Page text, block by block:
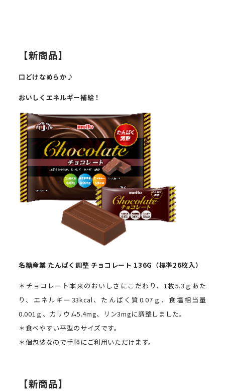
【新商品】
口どけなめらか♪
おいしくエネルギー補給！
名糖産業 たんぱく調整 チョコレート 136G （標準26枚入）
＊チョコレート本来のおいしさにこだわり、 1枚5.3 ｇあた
り、エネルギー 33kcal、たんぱく質 0.07 ｇ、食塩相当量
0.001 ｇ、カリウム5.4mg、リン3mgに調整しました。
＊食べやすい平型のサイズです。
＊個包装なので手軽にご利用いただけます。
【新商品】